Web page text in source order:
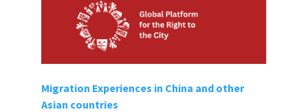
Migration Experiences in China and other
Asian countries